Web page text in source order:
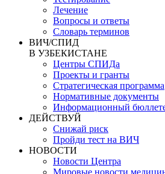
Лечение
Вопросы и ответы
Словарь терминов
ВИЧ/СПИД
В УЗБЕКИСТАНЕ
Центры СПИДа
Проекты и гранты
Стратегическая программа
Нормативные документы
Информационный
ДЕЙСТВУЙ
Снижай риск
Пройди тест на ВИЧ
НОВОСТИ
Новости Центра
Мировые новости